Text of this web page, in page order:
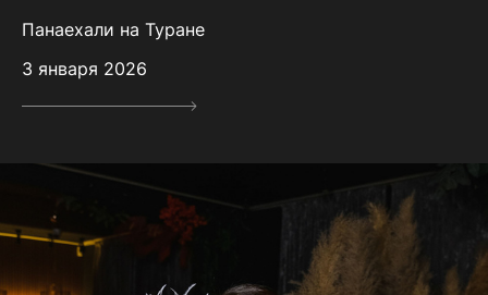
Панаехали на Туране
3 января 2026